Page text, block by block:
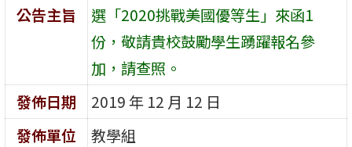
公告主旨
選「2020挑戰美國優等生」來函1
份，敬請貴校鼓勵學生踴躍報名參
加，請查照。
發佈日期
2019 年 12 月 12 日
發佈單位
教學組